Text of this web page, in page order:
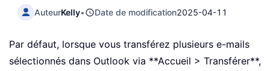
AuteurKelly• Date de modification2025-04-11
Par défaut, lorsque vous transférez plusieurs e-mails
sélectionnés dans Outlook via **Accueil > Transférer**,